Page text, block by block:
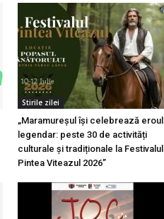
Stirile zilei
„Maramureșul își celebrează eroul
legendar: peste 30 de activități
culturale și tradiționale la Festivalul
Pintea Viteazul 2026”